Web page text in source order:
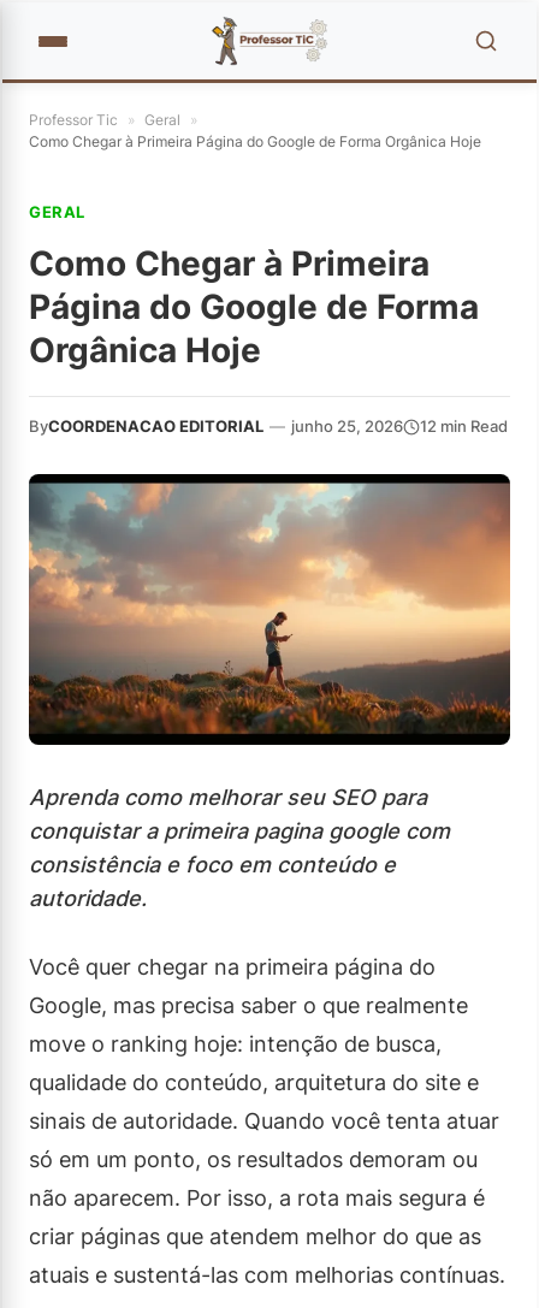
Professor Tic » Geral
»
Como Chegar à Primeira Página do Google de Forma Orgânica Hoje
GERAL
Como Chegar à Primeira
Página do Google de Forma
Orgânica Hoje
ByCOORDENACAO EDITORIAL — junho 25, 2026 12 min Read
Aprenda como melhorar seu SEO para
conquistar a primeira pagina google com
consistência e foco em conteúdo e
autoridade.
Você quer chegar na primeira página do
Google, mas precisa saber o que realmente
move o ranking hoje: intenção de busca,
qualidade do conteúdo, arquitetura do site e
sinais de autoridade. Quando você tenta atuar
só em um ponto, os resultados demoram ou
não aparecem. Por isso, a rota mais segura é
criar páginas que atendem melhor do que as
atuais e sustentá-las com melhorias contínuas.